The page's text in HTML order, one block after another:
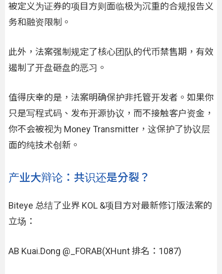
被定义为证券的项目方则面临极为沉重的合规报告义
务和融资限制。
此外，法案强制规定了核心团队的代币禁售期，有效
遏制了开盘砸盘的恶习。
值得庆幸的是，法案明确保护非托管开发者。如果你
只是写程式码、发布开源协议，而不接触客户资金，
你不会被视为 Money Transmitter，这保护了协议层
面的纯技术创新。
产业大辩论：共识还是分裂？
Biteye 总结了业界 KOL &项目方对最新修订版法案的
立场：
AB Kuai.Dong @_FORAB(XHunt 排名：1087)